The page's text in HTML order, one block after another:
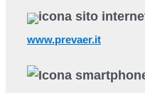
www.prevaer.it